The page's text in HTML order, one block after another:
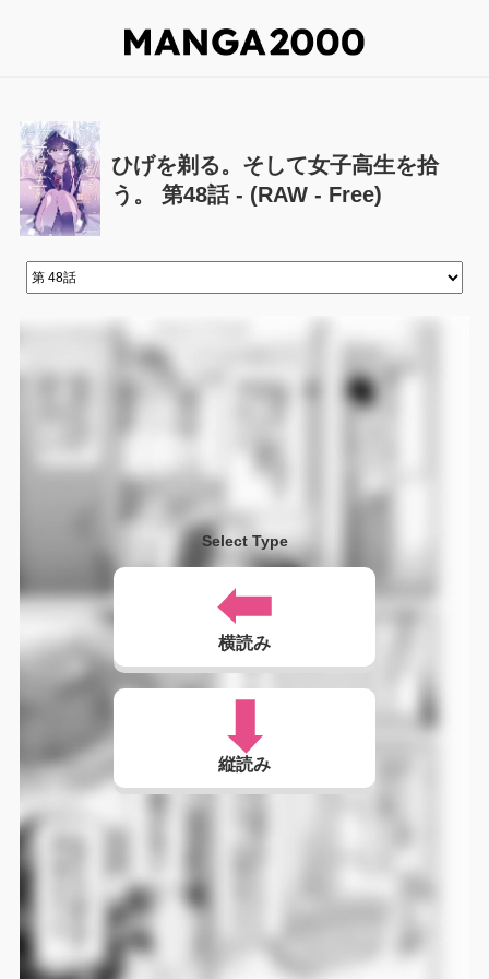
ひげを剃る。そして女子高生を拾
う。 第48話 - (RAW - Free)
Select Type
横読み
縦読み